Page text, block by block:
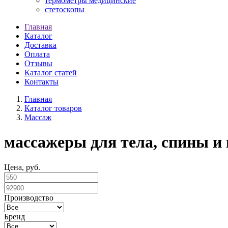
стетоскопы
Главная
Каталог
Доставка
Оплата
Отзывы
Каталог статей
Контакты
Главная
Каталог товаров
Массаж
массажеры для тела, спины
Цена, руб.
Производство
Бренд